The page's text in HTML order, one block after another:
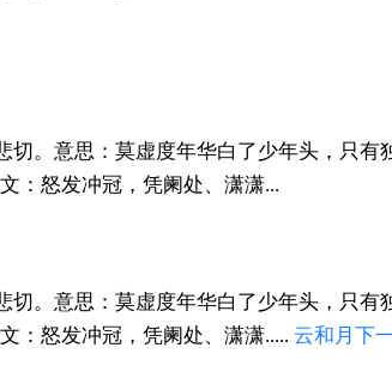
切。意思：莫虚度年华白了少年头，只有
：怒发冲冠，凭阑处、潇潇...
切。意思：莫虚度年华白了少年头，只有
：怒发冲冠，凭阑处、潇潇..... 云和 月下